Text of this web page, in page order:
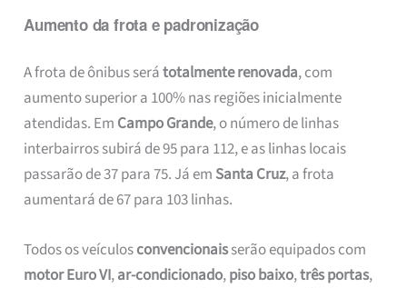
Aumento da frota e padronização
A frota de ônibus serátotalmente renovada, com
aumento superior a 100% nas regiões inicialmente
atendidas. Em Campo Grande, o número de linhas
interbairros subirá de 95 para 112, e as linhas locais
passarão de 37 para 75. Já em Santa Cruz, a frota
aumentará de 67 para 103 linhas.
Todos os veículosconvencionaisserão equipados com
motor Euro VI,ar-condicionado,piso baixo,três portas,